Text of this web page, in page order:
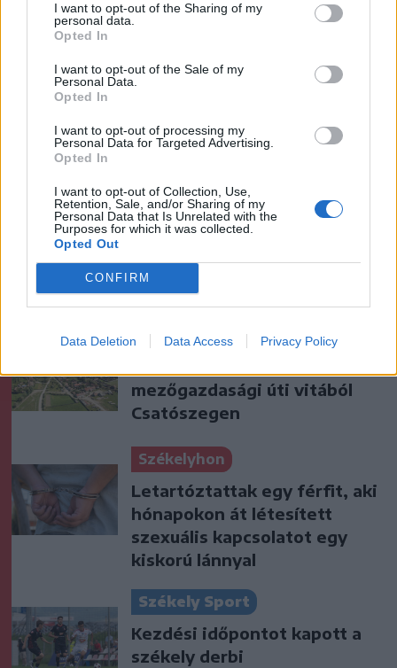
I want to opt-out of the Sharing of my
personal data.
Opted In
I want to opt-out of the Sale of my
Personal Data.
Opted In
I want to opt-out of processing my
Personal Data for Targeted Advertising.
Opted In
I want to opt-out of Collection, Use,
Retention, Sale, and/or Sharing of my
Personal Data that Is Unrelated with the
Purposes for which it was collected.
Opted Out
CONFIRM
Data Deletion Data Access Privacy Policy
szóljon hozzá!
Ezek is érdekelhetik
Székelyhon
mezőgazdasági úti vitából
Csatószegen
Székelyhon
Letartóztattak egy férfit, aki
hónapokon át létesített
szexuális kapcsolatot egy
kiskorú lánnyal
Székely Sport
Kezdési időpontot kapott a
székely derbi